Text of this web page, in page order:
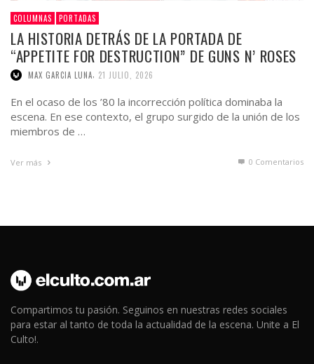
COLUMNAS PORTADAS
LA HISTORIA DETRÁS DE LA PORTADA DE
“APPETITE FOR DESTRUCTION” DE GUNS N’ ROSES
MAX GARCIA LUNA 21 JULIO, 2026
En el ocaso de los ’80 la incorrección política dominaba la
escena. En ese contexto, el grupo surgido de la unión de los
miembros de …
Ver más 0 Comentarios
Compartimos tu pasión. Seguinos en nuestras redes sociales
para estar al tanto de toda la actualidad de la escena. Unite a El
Culto!.